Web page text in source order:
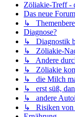
Zöliakie-Treff -
Das neue Forum
↳
Diagnose?
↳ Diagnostik
↳ Zöliakie-
↳ Andere
↳ Zöliakie
↳ die Milch
↳ erst süß,
↳ andere
↳ Risiken von